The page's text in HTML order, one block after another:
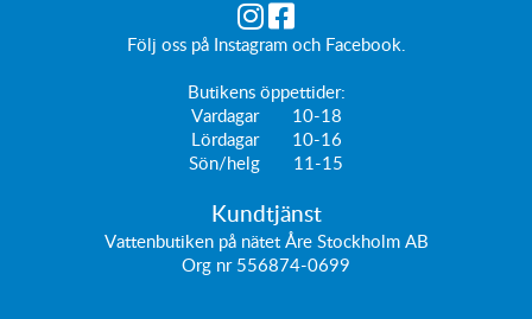
Följ oss på Instagramoch Facebook
Butikens öppettider:
Vardagar 10-18
Lördagar 10-16
Sön/helg 11-15
Kundtjänst
Vattenbutiken på nätet Åre Stockholm AB
Org nr 556874-0699